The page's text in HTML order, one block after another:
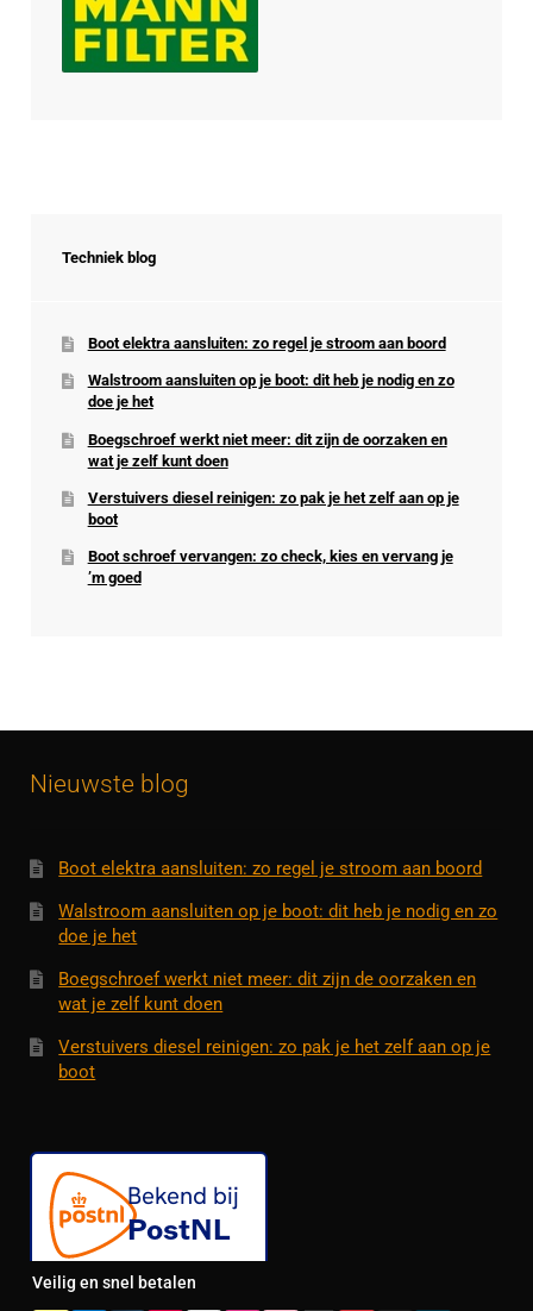
Techniek blog
Boot elektra aansluiten: zo regel je stroom aan boord
Walstroom aansluiten op je boot: dit heb je nodig en zo
doe je het
Boegschroef werkt niet meer: dit zijn de oorzaken en
wat je zelf kunt doen
Verstuivers diesel reinigen: zo pak je het zelf aan op je
boot
Boot schroef vervangen: zo check, kies en vervang je
’m goed
Nieuwste blog
Boot elektra aansluiten: zo regel je stroom aan boord
Walstroom aansluiten op je boot: dit heb je nodig en zo
doe je het
Boegschroef werkt niet meer: dit zijn de oorzaken en
wat je zelf kunt doen
Verstuivers diesel reinigen: zo pak je het zelf aan op je
boot
Veilig en snel betalen